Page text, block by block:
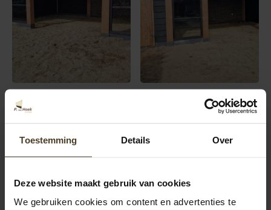
Toestemming Details Over
Deze website maakt gebruik van cookies
We gebruiken cookies om content en advertenties te